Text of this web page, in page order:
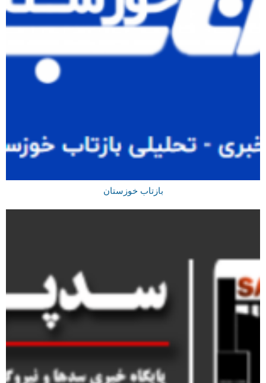
بازتاب خوزستان